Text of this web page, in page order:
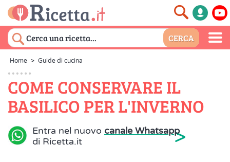
Home > Guide di cucina
COME CONSERVARE IL
BASILICO PER L'INVERNO
Entra nel nuovo canale Whatsapp
di Ricetta.it
>